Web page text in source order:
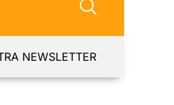
NEWSLETTER